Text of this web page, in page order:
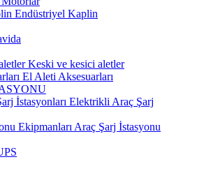
Endüstriyel Kaplin
Keski ve kesici aletler
El Aleti Aksesuarları
Elektrikli Araç Şarj
Araç Şarj İstasyonu